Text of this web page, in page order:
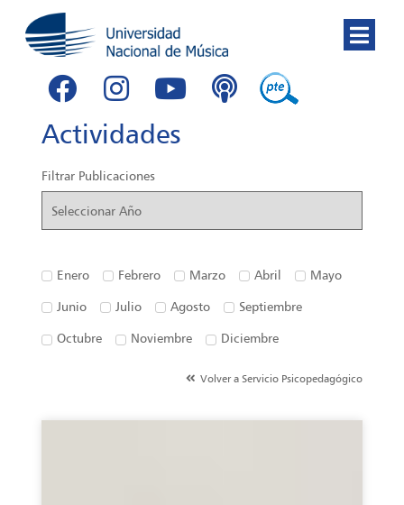
Actividades
Filtrar Publicaciones
Enero Febrero Marzo Abril Mayo
Junio Julio Agosto Septiembre
Octubre Noviembre Diciembre
Volver a Servicio Psicopedagógico